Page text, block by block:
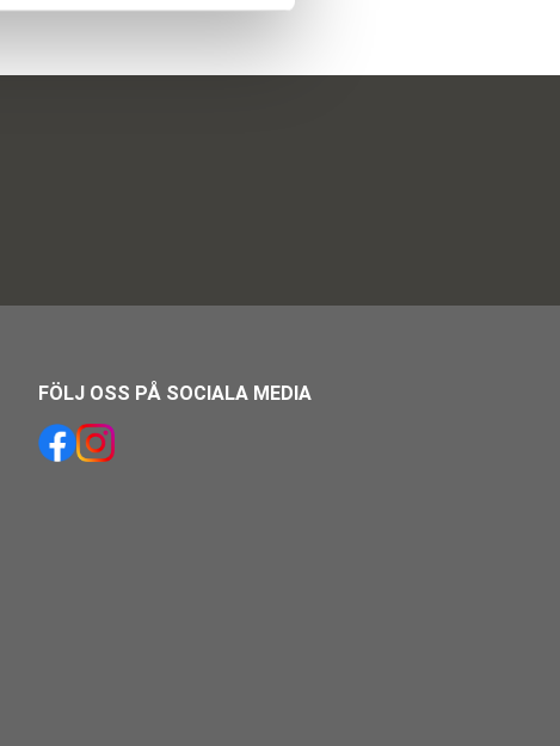
FÖLJ OSS PÅ SOCIALA MEDIA